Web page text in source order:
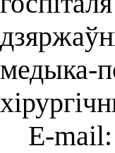
медыка-
E-mail: